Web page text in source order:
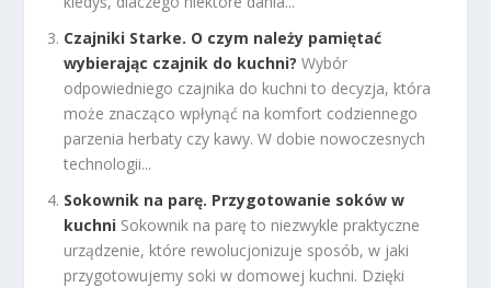
Czajniki Starke. O czym należy pamiętać
wybierając czajnik do kuchni? Wybór
odpowiedniego czajnika do kuchni to decyzja, która
może znacząco wpłynąć na komfort codziennego
parzenia herbaty czy kawy. W dobie nowoczesnych
technologii...
Sokownik na parę. Przygotowanie soków w
kuchni Sokownik na parę to niezwykle praktyczne
urządzenie, które rewolucjonizuje sposób, w jaki
przygotowujemy soki w domowej kuchni. Dzięki